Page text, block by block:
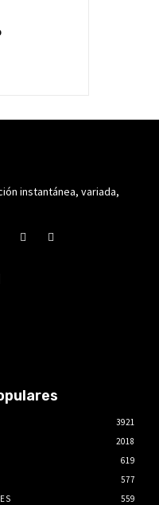
instantánea, variada,
3921
2018
619
577
559